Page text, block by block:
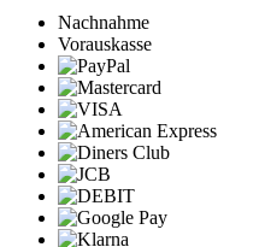
Nachnahme
Vorauskasse